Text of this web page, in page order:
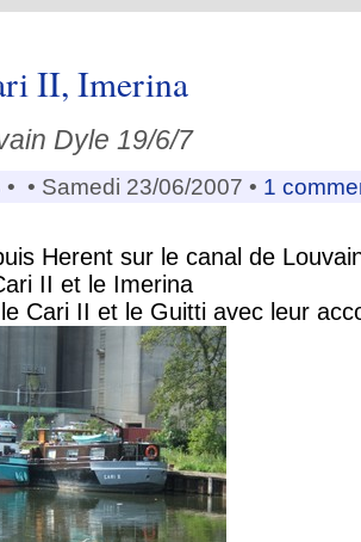
II, Imerina
Dyle 19/6/7
• • Samedi 23/06/2007 • 1
Herent sur le canal de
II et le Imerina
Cari II et le Guitti avec leur